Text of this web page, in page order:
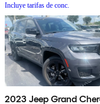
Incluye tarifas de conc.
2023 Jeep Grand